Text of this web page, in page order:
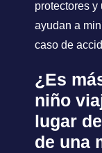
protectores
ayudan a
caso de
¿Es
niño
lugar
de una